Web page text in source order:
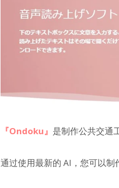
『Ondoku』 是制作公共交通
通过使用最新的 AI，您可以制